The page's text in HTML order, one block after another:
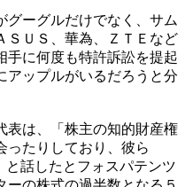
グーグルだけでなく、サム
ＳＵＳ、華為、ＺＴＥなど
手に何度も特許訴訟を提起
アップルがいるだろうと分
表は、「株主の知的財産権
ったりしており、彼ら
と話したとフォスパテンツ